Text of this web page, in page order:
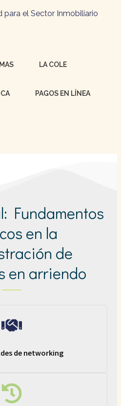
LA COLE
PAGOS EN LÍNEA
Fundamentos
en la
de
en arriendo
de networking